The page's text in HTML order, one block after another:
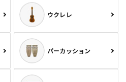
ウクレレ
パーカッション